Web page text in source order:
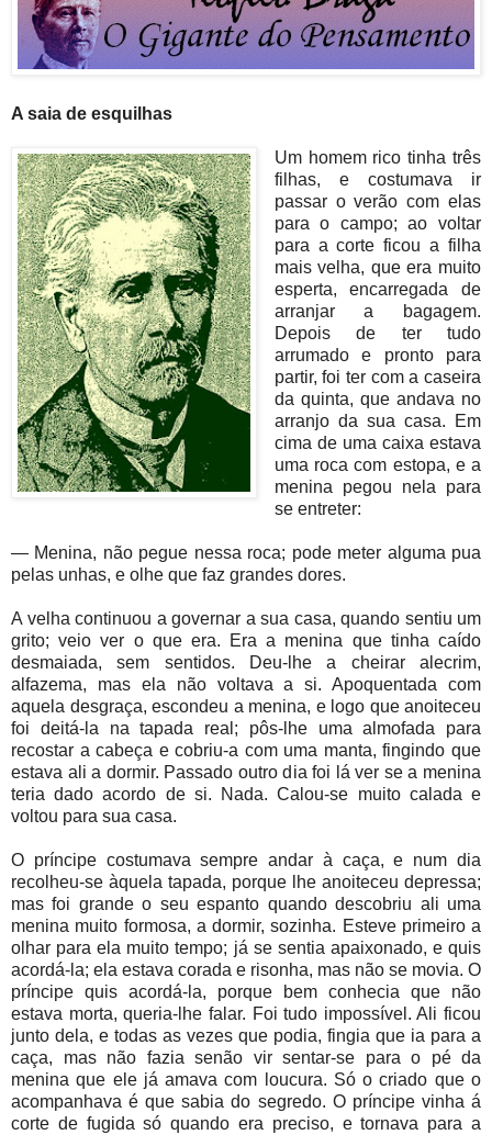
A saia de esquilhas
Um homem rico tinha três
filhas, e costumava ir
passar o verão com elas
para o campo; ao voltar
para a corte ficou a filha
mais velha, que era muito
esperta, encarregada de
arranjar a bagagem.
Depois de ter tudo
arrumado e pronto para
partir, foi ter com a caseira
da quinta, que andava no
arranjo da sua casa. Em
cima de uma caixa estava
uma roca com estopa, e a
menina pegou nela para
se entreter:
— Menina, não pegue nessa roca; pode meter alguma pua
pelas unhas, e olhe que faz grandes dores.
A velha continuou a governar a sua casa, quando sentiu um
grito; veio ver o que era. Era a menina que tinha caído
desmaiada, sem sentidos. Deu-lhe a cheirar alecrim,
alfazema, mas ela não voltava a si. Apoquentada com
aquela desgraça, escondeu a menina, e logo que anoiteceu
foi deitá-la na tapada real; pôs-lhe uma almofada para
recostar a cabeça e cobriu-a com uma manta, fingindo que
estava ali a dormir. Passado outro dia foi lá ver se a menina
teria dado acordo de si. Nada. Calou-se muito calada e
voltou para sua casa.
O príncipe costumava sempre andar à caça, e num dia
recolheu-se àquela tapada, porque lhe anoiteceu depressa;
mas foi grande o seu espanto quando descobriu ali uma
menina muito formosa, a dormir, sozinha. Esteve primeiro a
olhar para ela muito tempo; já se sentia apaixonado, e quis
acordá-la; ela estava corada e risonha, mas não se movia. O
príncipe quis acordá-la, porque bem conhecia que não
estava morta, queria-lhe falar. Foi tudo impossível. Ali ficou
junto dela, e todas as vezes que podia, fingia que ia para a
caça, mas não fazia senão vir sentar-se para o pé da
menina que ele já amava com loucura. Só o criado que o
acompanhava é que sabia do segredo. O príncipe vinha á
corte de fugida só quando era preciso, e tornava para a